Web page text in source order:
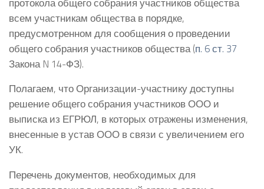
всем участникам общества в порядке,
предусмотренном для сообщения о проведении
общего собрания участников общества (п. 6 ст. 37
Закона N 14-ФЗ).
Полагаем, что Организации-участнику доступны
решение общего собрания участников ООО и
выписка из ЕГРЮЛ, в которых отражены изменения,
внесенные в устав ООО в связи с увеличением его
УК.
Перечень документов, необходимых для